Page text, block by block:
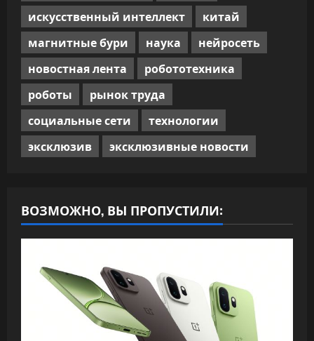
искусственный интеллект
китай
магнитные бури
наука
нейросеть
новостная лента
робототехника
роботы
рынок труда
социальные сети
технологии
эксклюзив
эксклюзивные новости
ВОЗМОЖНО, ВЫ ПРОПУСТИЛИ: